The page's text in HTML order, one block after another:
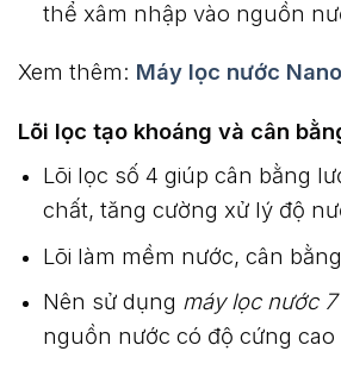
thể xâm nhập vào nguồn
Xem thêm: Máy lọc nước
Lõi lọc tạo khoáng và cân
Lõi lọc số 4 giúp cân bằng
chất, tăng cường xử lý độ
Lõi làm mềm nước, cân
Nên sử dụng máy lọc nước 7
nguồn nước có độ cứng cao